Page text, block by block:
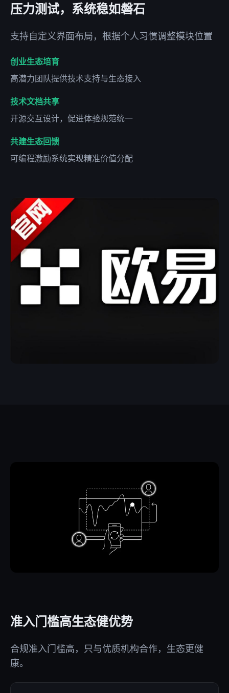
压力测试，系统稳如磐石
支持自定义界面布局，根据个人习惯调整模块位置
创业生态培育
高潜力团队提供技术支持与生态接入
技术文档共享
开源交互设计，促进体验规范统一
共建生态回馈
可编程激励系统实现精准价值分配
准入门槛高生态健优势
合规准入门槛高，只与优质机构合作，生态更健
康。